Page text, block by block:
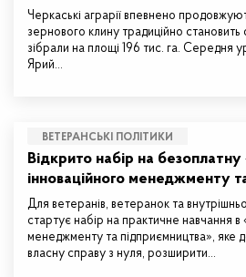
Черкаські аграрії впевнено
зернового клину традиційно становить
зібрали на площі 196 тис. га. Середня
Ярий…
ВЕТЕРАНСЬКІ ПОЛІТИКИ
Відкрито набір на
інноваційного менеджменту
Для ветеранів, ветеранок та
стартує набір на практичне навчання в
менеджменту та підприємництва», яке
власну справу з нуля, розширити…